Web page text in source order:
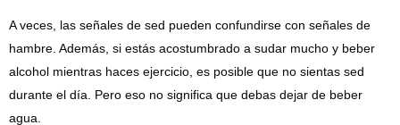
A veces, las señales de sed pueden confundirse con señales de
hambre. Además, si estás acostumbrado a sudar mucho y beber
alcohol mientras haces ejercicio, es posible que no sientas sed
durante el día. Pero eso no significa que debas dejar de beber
agua.